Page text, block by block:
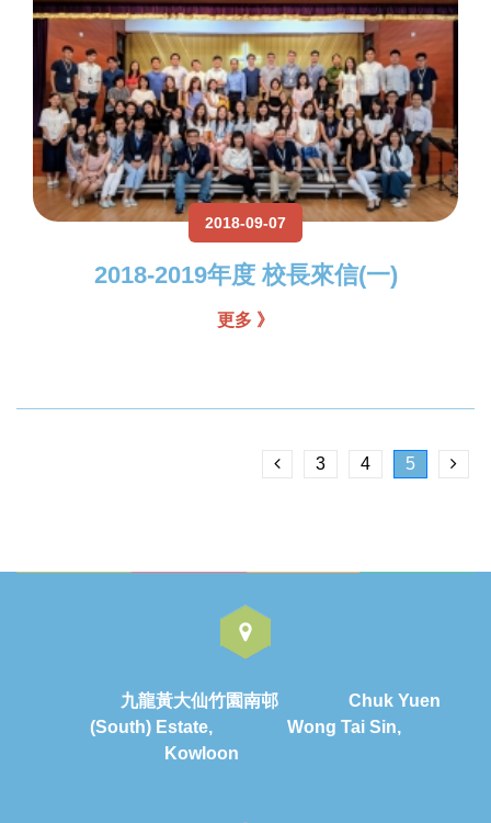
2018-09-07
2018-2019年度 校長來信(一)
更多 》
3 4 5
九龍黃大仙竹園南邨 Chuk Yuen
(South) Estate, Wong Tai Sin,
Kowloon